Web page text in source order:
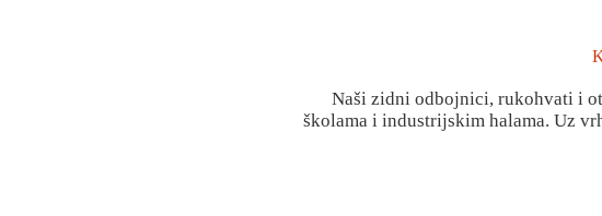
Naši zidni odbojnici, rukohvati i
školama i industrijskim halama. Uz